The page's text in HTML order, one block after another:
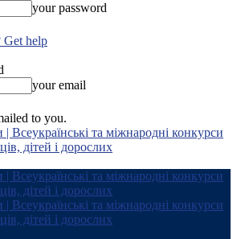
your password
Get help
your email
to you.